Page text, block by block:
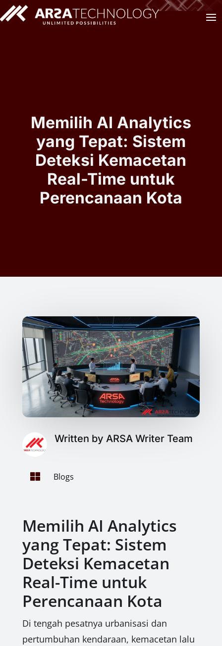
Memilih AI Analytics
yang Tepat: Sistem
Deteksi Kemacetan
Real-Time untuk
Perencanaan Kota
Written by ARSA Writer Team
 Blogs
Memilih AI Analytics
yang Tepat: Sistem
Deteksi Kemacetan
Real-Time untuk
Perencanaan Kota
Di tengah pesatnya urbanisasi dan
pertumbuhan kendaraan, kemacetan lalu